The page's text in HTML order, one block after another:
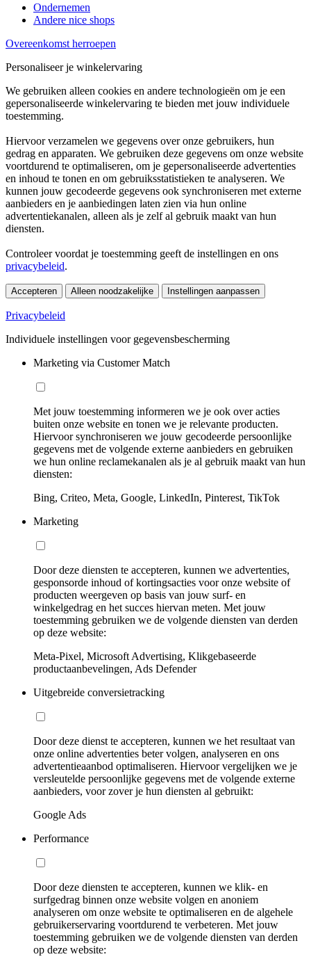
Ondernemen
Andere nice shops
Overeenkomst herroepen
Personaliseer je winkelervaring
We gebruiken alleen cookies en andere technologieën om je een
gepersonaliseerde winkelervaring te bieden met jouw individuele
toestemming.
Hiervoor verzamelen we gegevens over onze gebruikers, hun
gedrag en apparaten. We gebruiken deze gegevens om onze website
voortdurend te optimaliseren, om je gepersonaliseerde advertenties
en inhoud te tonen en om gebruiksstatistieken te analyseren. We
kunnen jouw gecodeerde gegevens ook synchroniseren met externe
aanbieders en je aanbiedingen laten zien via hun online
advertentiekanalen, alleen als je zelf al gebruik maakt van hun
diensten.
Controleer voordat je toestemming geeft de instellingen en ons
privacybeleid.
Accepteren Alleen noodzakelijke Instellingen aanpassen
Privacybeleid
Individuele instellingen voor gegevensbescherming
Marketing via Customer Match
Met jouw toestemming informeren we je ook over acties
buiten onze website en tonen we je relevante producten.
Hiervoor synchroniseren we jouw gecodeerde persoonlijke
gegevens met de volgende externe aanbieders en gebruiken
we hun online reclamekanalen als je al gebruik maakt van hun
diensten:
Bing, Criteo, Meta, Google, LinkedIn, Pinterest, TikTok
Marketing
Door deze diensten te accepteren, kunnen we advertenties,
gesponsorde inhoud of kortingsacties voor onze website of
producten weergeven op basis van jouw surf- en
winkelgedrag en het succes hiervan meten. Met jouw
toestemming gebruiken we de volgende diensten van derden
op deze website:
Meta-Pixel, Microsoft Advertising, Klikgebaseerde
productaanbevelingen, Ads Defender
Uitgebreide conversietracking
Door deze dienst te accepteren, kunnen we het resultaat van
onze online advertenties beter volgen, analyseren en ons
advertentieaanbod optimaliseren. Hiervoor vergelijken we je
versleutelde persoonlijke gegevens met de volgende externe
aanbieders, voor zover je hun diensten al gebruikt:
Google Ads
Performance
Door deze diensten te accepteren, kunnen we klik- en
surfgedrag binnen onze website volgen en anoniem
analyseren om onze website te optimaliseren en de algehele
gebruikerservaring voortdurend te verbeteren. Met jouw
toestemming gebruiken we de volgende diensten van derden
op deze website: